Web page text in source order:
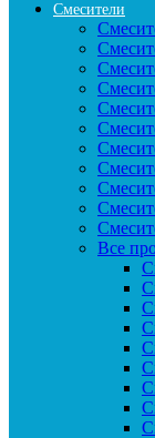
Смесители
Все